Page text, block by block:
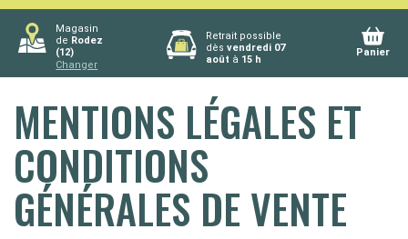
Magasin
de Rodez
(12)
Changer
Retrait possible
dèsvendredi 07
août à 15 h
Panier
MENTIONS LÉGALES ET
CONDITIONS
GÉNÉRALES DE VENTE